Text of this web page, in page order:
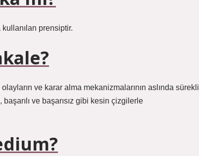
kullanılan prensiptir.
ve karar alma mekanizmalarının aslında sürekli
ve başarısız gibi kesin çizgilerle